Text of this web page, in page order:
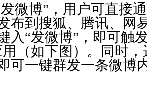
发微博”，用户可直接
布到搜狐、腾讯、网
入“发微博”，即可触
（如下图）。同时
可一键群发一条微博